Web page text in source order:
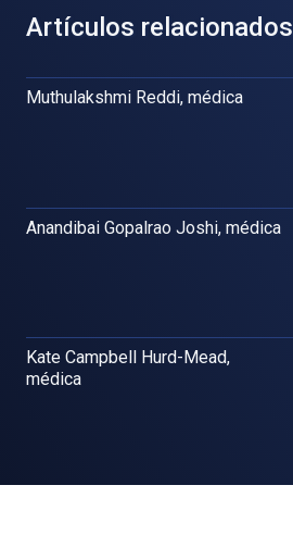
Artículos relacionados
Muthulakshmi Reddi, médica
Anandibai Gopalrao Joshi, médica
Kate Campbell Hurd-Mead,
médica